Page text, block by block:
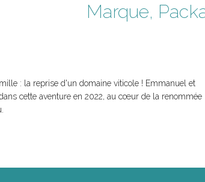
Marque,
: la reprise d'un domaine viticole ! Emmanuel et
cette aventure en 2022, au cœur de la renommée